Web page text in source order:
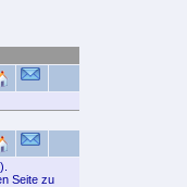
Seite zu